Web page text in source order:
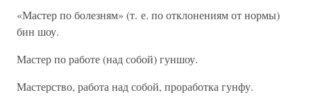
«Мастер по болезням» (т. е. по отклонениям от нормы)
бин шоу.
Мастер по работе (над собой) гуншоу.
Мастерство, работа над собой, проработка гунфу.